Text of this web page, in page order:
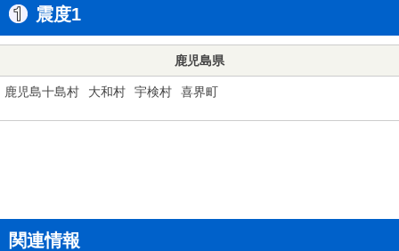
震度1
鹿児島県
鹿児島十島村 大和村 宇検村 喜界町
関連情報